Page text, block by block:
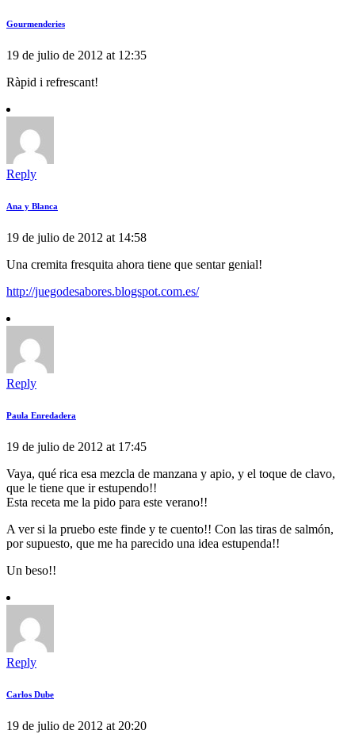
Gourmenderies
19 de julio de 2012 at 12:35
Ràpid i refrescant!
Reply
Ana y Blanca
19 de julio de 2012 at 14:58
Una cremita fresquita ahora tiene que sentar genial!
http://juegodesabores.blogspot.com.es/
Reply
Paula Enredadera
19 de julio de 2012 at 17:45
Vaya, qué rica esa mezcla de manzana y apio, y el toque de clavo,
que le tiene que ir estupendo!!
Esta receta me la pido para este verano!!
A ver si la pruebo este finde y te cuento!! Con las tiras de salmón,
por supuesto, que me ha parecido una idea estupenda!!
Un beso!!
Reply
Carlos Dube
19 de julio de 2012 at 20:20